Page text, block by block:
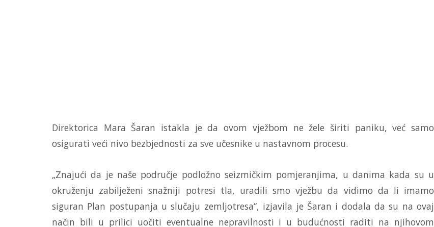
Direktorica Mara Šaran istakla je da ovom vježbom ne žele širiti paniku, već samo
osigurati veći nivo bezbjednosti za sve učesnike u nastavnom procesu.
„Znajući da je naše područje podložno seizmičkim pomjeranjima, u danima kada su u
okruženju zabilježeni snažniji potresi tla, uradili smo vježbu da vidimo da li imamo
siguran Plan postupanja u slučaju zemljotresa“, izjavila je Šaran i dodala da su na ovaj
način bili u prilici uočiti eventualne nepravilnosti i u budućnosti raditi na njihovom